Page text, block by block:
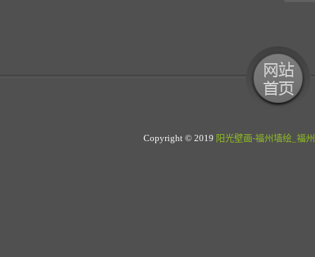
Copyright © 2019 阳光壁画-福州墙绘_福